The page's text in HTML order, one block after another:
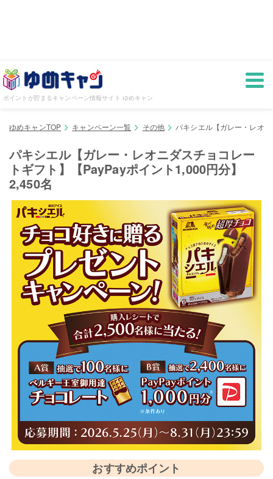
ポイントが貯まるキャンペーン情報サイト ゆめキャン
ゆめキャンTOP キャンペーン一覧 その他 パキシエル【ガレー・レオ
パキシエル【ガレー・レオニダスチョコレー
トギフト】【PayPayポイント1,000円分】
2,450名
おすすめポイント